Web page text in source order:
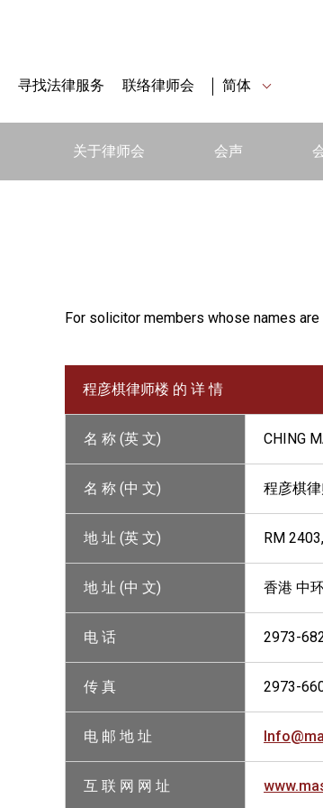
寻找法律服务 联络律师会 简体
关于律师会 会声
For solicitor members whose names are
程彦棋律师楼 的 详 情
名 称 (英 文) CHING
名 称 (中 文) 程彦棋
地 址 (英 文) RM
地 址 (中 文) 香港 中
电 话 2973-
传 真 2973-
电 邮 地 址
互 联 网 网 址